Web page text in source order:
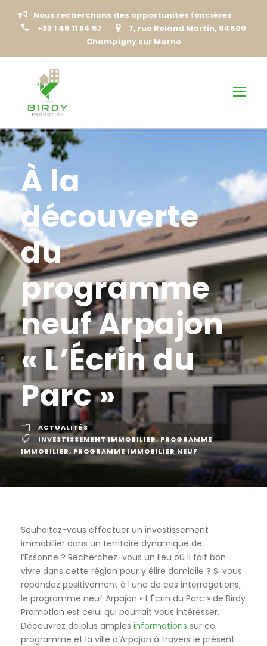
Nous recherchons des opportunités foncières
+33 1 45 11 84 57
7, rue Roland Martin, 94500
Champigny sur Marne
À la
découverte
du
programme
neuf Arpajon
« L’Écrin du
Parc »
ACTUALITÉS
INVESTISSEMENT IMMOBILIER,PROGRAMME
IMMOBILIER, PROGRAMME IMMOBILIER NEUF
Souhaitez-vous effectuer un investissement
immobilier dans un territoire dynamique de
l’Essonne ? Recherchez-vous un lieu où il fait bon
vivre dans cette région pour y élire domicile ? Si vous
répondez positivement à l’une de ces interrogations,
le programme neuf Arpajon « L’Écrin du Parc » de Birdy
Promotion est celui qui pourrait vous intéresser.
Découvrez de plus amples informations sur ce
programme et la ville d’Arpajon à travers le présent